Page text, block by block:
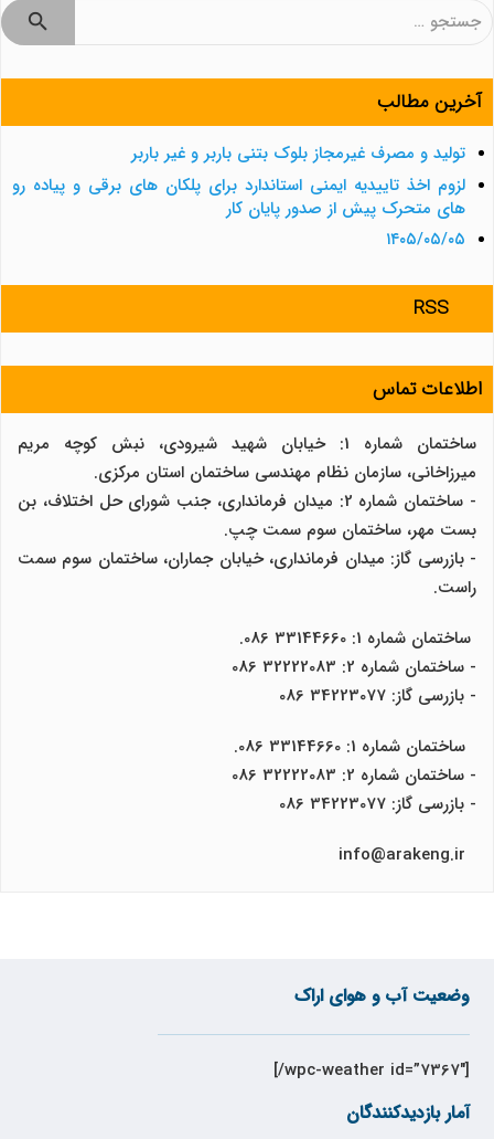
جستجو
آخرین مطالب
تولید و مصرف غیرمجاز بلوک بتنی باربر و غیر باربر
لزوم اخذ تاییدیه ایمنی استاندارد برای پلکان های برقی و پیاده رو
های متحرک پیش از صدور پایان کار
۱۴۰۵/۰۵/۰۵
RSS
اطلاعات تماس
ساختمان شماره 1: خیابان شهید شیرودی، نبش کوچه مریم
میرزاخانی، سازمان نظام مهندسی ساختمان استان مرکزی.
- ساختمان شماره 2: میدان فرمانداری، جنب شورای حل اختلاف، بن
بست مهر، ساختمان سوم سمت چپ.
- بازرسی گاز: میدان فرمانداری، خیابان جماران، ساختمان سوم سمت
راست.
ساختمان شماره 1: 33144660 086.
- ساختمان شماره 2: 32222083 086
- بازرسی گاز: 34223077 086
ساختمان شماره 1: 33144660 086.
- ساختمان شماره 2: 32222083 086
- بازرسی گاز: 34223077 086
وضعیت آب و هوای اراک
[wpc-weather id=”7367″/]
آمار بازدیدکنندگان